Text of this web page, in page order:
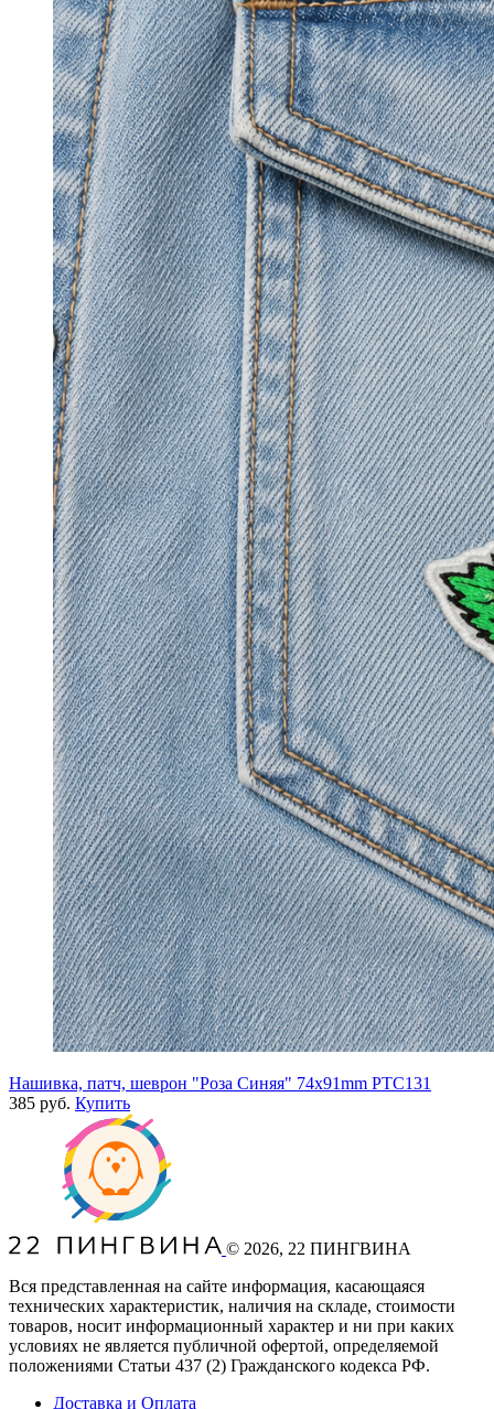
Нашивка, патч, шеврон "Роза Синяя" 74x91mm PTC131
385 руб. Купить
© 2026, 22 ПИНГВИНА
Вся представленная на сайте информация, касающаяся
технических характеристик, наличия на складе, стоимости
товаров, носит информационный характер и ни при каких
условиях не является публичной офертой, определяемой
положениями Статьи 437 (2) Гражданского кодекса РФ.
Доставка и Оплата